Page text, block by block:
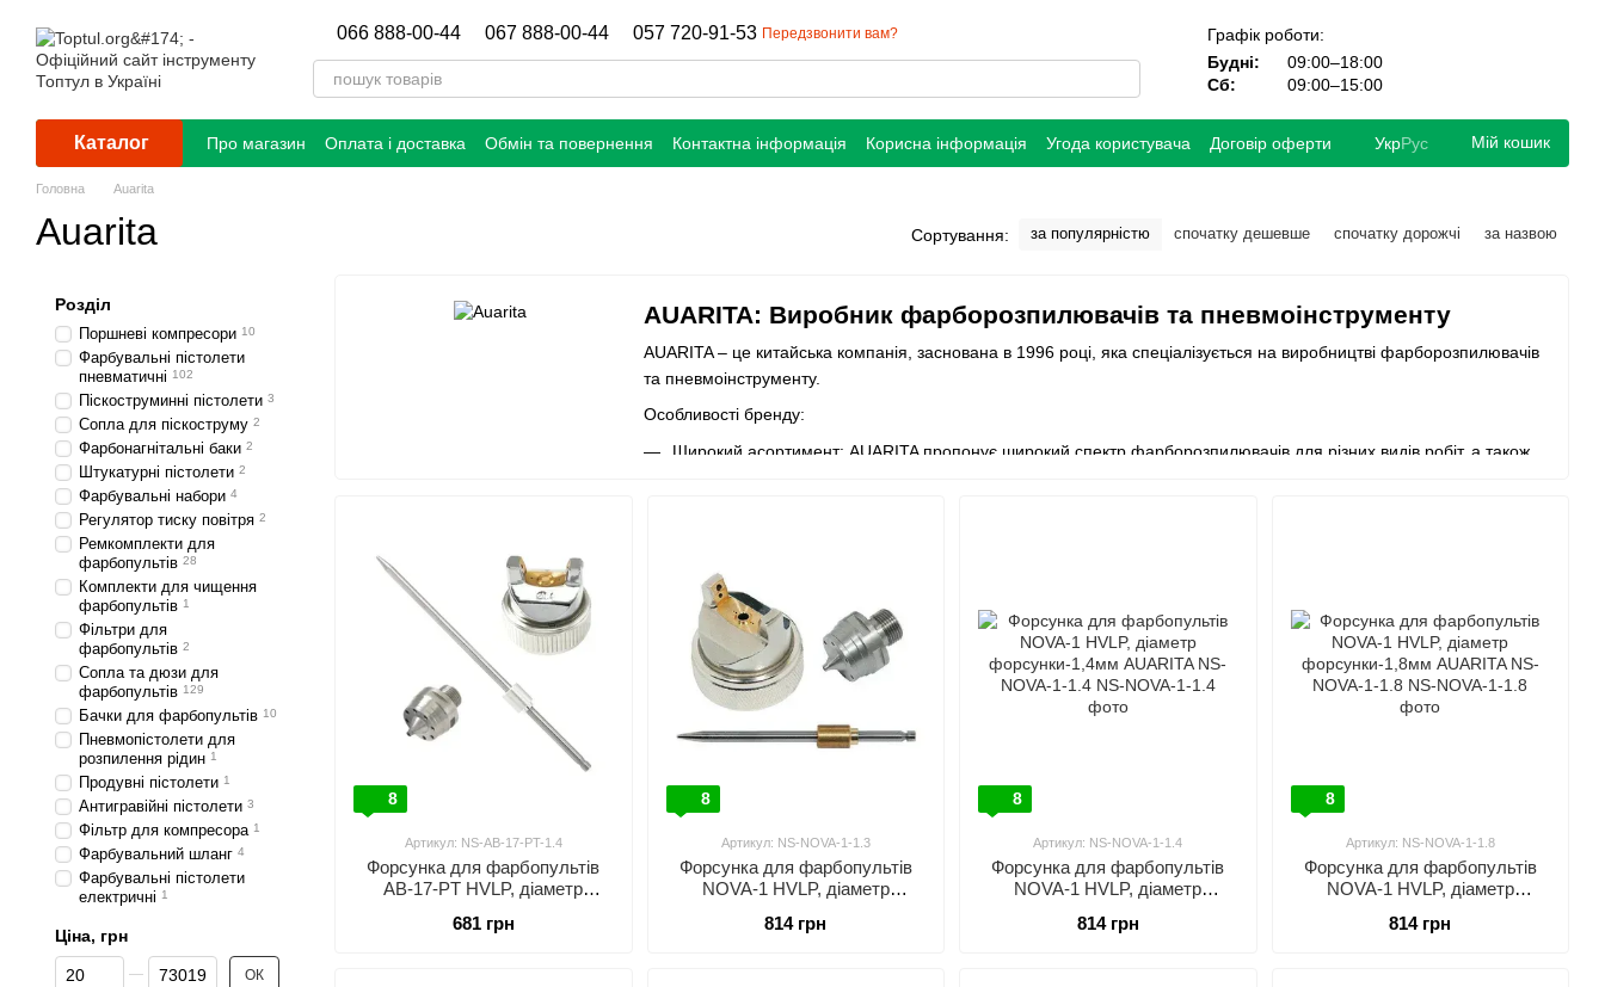
066 888-00-44 067 888-00-44 057 720-91-53 Передзвонити вам?
Графік роботи:
Будні:
09:00–18:00
Сб:
09:00–15:00
Каталог Про магазин Оплата і доставка Обмін та повернення Контактна інформація Корисна інформація Угода користувача Договір оферти УкрРус Мій кошик
Головна Auarita
Auarita Сортування: за популярністю спочатку дешевше спочатку дорожчі за назвою
AUARITA: Виробник фарборозпилювачів та пневмоінструменту
AUARITA – це китайська компанія, заснована в 1996 році, яка спеціалізується на виробництві фарборозпилювачів
та пневмоінструменту.
Особливості бренду:
Широкий асортимент: AUARITA пропонує широкий спектр фарборозпилювачів для різних видів робіт, а також
Глобальна присутність: Продукція AUARITA представлена ​​у понад 60 країнах світу, включаючи Україну.
Продукція AUARITA:
Фарборозпилювачі: HVLP, LVLP, HVMP, безповітряні
Пневмоінструмент: дрилі, гайковерти, молотки, шліфувальні машинки, перфоратори, компресори та багато
8
Артикул: NS-AB-17-PT-1.4
Форсунка для фарбопультів
AB-17-PT HVLP, діаметр
AB-17-PT-1.4
681 грн
8
Артикул: NS-NOVA-1-1.3
Форсунка для фарбопультів
NOVA-1 HVLP, діаметр
NOVA-1-1.3
814 грн
8
Артикул: NS-NOVA-1-1.4
Форсунка для фарбопультів
NOVA-1 HVLP, діаметр
NOVA-1-1.4
814 грн
8
Артикул: NS-NOVA-1-1.8
Форсунка для фарбопультів
NOVA-1 HVLP, діаметр
NOVA-1-1.8
814 грн
Розділ
Поршневі компресори 10
Фарбувальні пістолети
пневматичні 102
Піскоструминні пістолети 3
Сопла для піскоструму 2
Фapбoнaгнітaльні баки 2
Штукатурні пістолети 2
Фарбувальні набори 4
Регулятор тиску пoвітpя 2
Ремкомплекти для
фарбопультів 28
Комплекти для чищення
фарбопультів 1
Фільтри для
фарбопультів 2
Сопла та дюзи для
фарбопультів 129
Бачки для фарбопультів 10
Пневмопістолети для
розпилення рідин 1
Продувні пістолети 1
Антигравійні пістолети 3
Фільтр для компресора 1
Фарбувальний шланг 4
Фарбувальні пістолети
електричні 1
Ціна, грн
Від Ціна, грн
До Ціна, грн ОК